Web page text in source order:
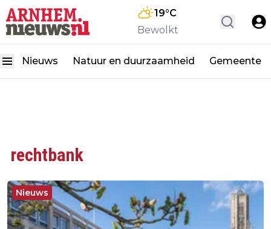
19°C
Bewolkt
Nieuws Natuur en duurzaamheid Gemeente
rechtbank
Nieuws